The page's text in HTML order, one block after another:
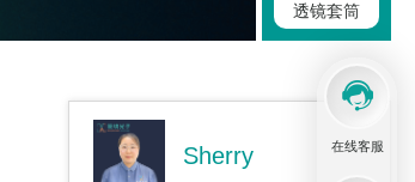
在线客服
透镜套筒
Sherry